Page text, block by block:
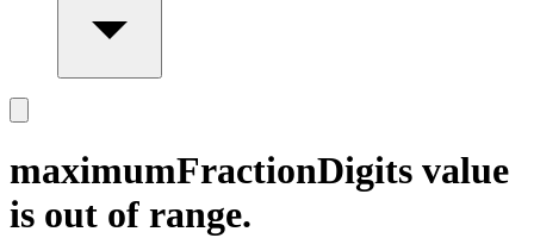
maximumFractionDigits value
is out of range.